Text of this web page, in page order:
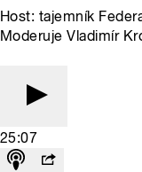
Host: tajemník
Moderuje Vladimír
25:07